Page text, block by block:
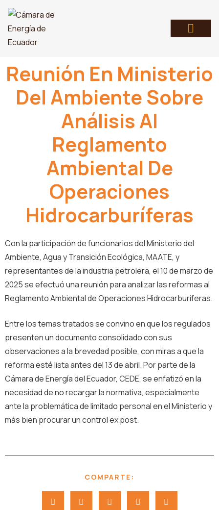
Reunión En Ministerio
Del Ambiente Sobre
Análisis Al
Reglamento
Ambiental De
Operaciones
Hidrocarburíferas
Con la participación de funcionarios del Ministerio del
Ambiente, Agua y Transición Ecológica, MAATE, y
representantes de la industria petrolera, el 10 de marzo de
2025 se efectuó una reunión para analizar las reformas al
Reglamento Ambiental de Operaciones Hidrocarburíferas.
Entre los temas tratados se convino en que los regulados
presenten un documento consolidado con sus
observaciones a la brevedad posible, con miras a que la
reforma esté lista antes del 13 de abril. Por parte de la
Cámara de Energía del Ecuador, CEDE, se enfatizó en la
necesidad de no recargar la normativa, especialmente
ante la problemática de limitado personal en el Ministerio y
más bien procurar un control ex post.
COMPARTE: